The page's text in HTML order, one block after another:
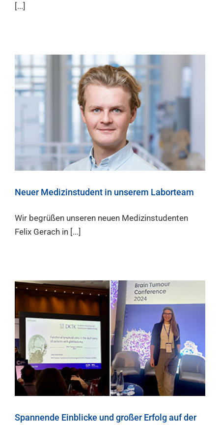
[...]
Neuer Medizinstudent in unserem Laborteam
Wir begrüßen unseren neuen Medizinstudenten
Felix Gerach in [...]
Spannende Einblicke und großer Erfolg auf der